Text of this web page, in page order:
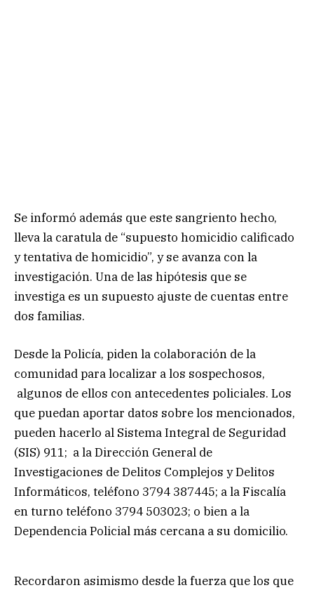
Se informó además que este sangriento hecho,
lleva la caratula de “supuesto homicidio calificado
y tentativa de homicidio”, y se avanza con la
investigación. Una de las hipótesis que se
investiga es un supuesto ajuste de cuentas entre
dos familias.
Desde la Policía, piden la colaboración de la
comunidad para localizar a los sospechosos,
algunos de ellos con antecedentes policiales. Los
que puedan aportar datos sobre los mencionados,
pueden hacerlo al Sistema Integral de Seguridad
(SIS) 911; a la Dirección General de
Investigaciones de Delitos Complejos y Delitos
Informáticos, teléfono 3794 387445; a la Fiscalía
en turno teléfono 3794 503023; o bien a la
Dependencia Policial más cercana a su domicilio.
Recordaron asimismo desde la fuerza que los que